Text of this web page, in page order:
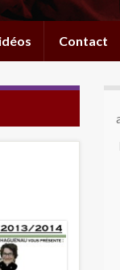
Contact